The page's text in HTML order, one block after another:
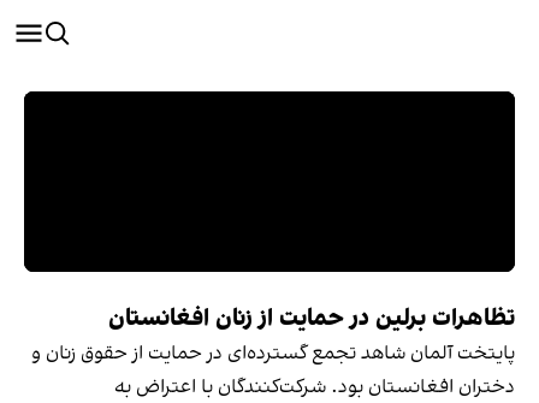
تظاهرات برلین در حمایت از زنان افغانستان
پایتخت آلمان شاهد تجمع گسترده‌ای در حمایت از حقوق زنان و
دختران افغانستان بود. شرکت‌کنندگان با اعتراض به